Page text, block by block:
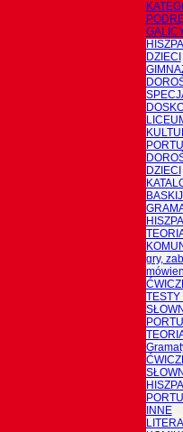
DZIECI
DZIECI
gry,
TESTY
INNE